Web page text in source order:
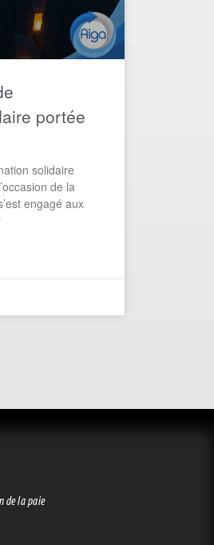
portée
solidaire
de la
engagé aux
de la paie